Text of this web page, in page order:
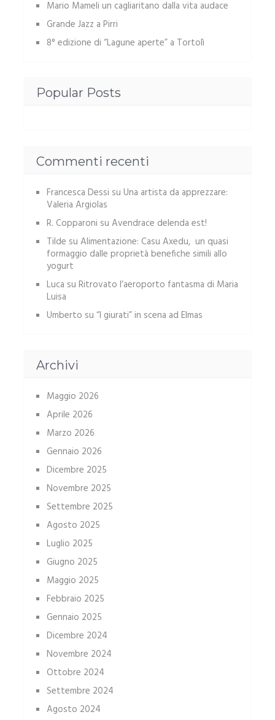
Mario Mameli un cagliaritano dalla vita audace
Grande Jazz a Pirri
8° edizione di “Lagune aperte” a Tortolì
Popular Posts
Commenti recenti
Francesca Dessi su Una artista da apprezzare:
Valeria Argiolas
R. Copparoni su Avendrace delenda est!
Tilde su Alimentazione: Casu Axedu, un quasi
formaggio dalle proprietà benefiche simili allo
yogurt
Luca su Ritrovato l’aeroporto fantasma di Maria
Luisa
Umberto su “I giurati” in scena ad Elmas
Archivi
Maggio 2026
Aprile 2026
Marzo 2026
Gennaio 2026
Dicembre 2025
Novembre 2025
Settembre 2025
Agosto 2025
Luglio 2025
Giugno 2025
Maggio 2025
Febbraio 2025
Gennaio 2025
Dicembre 2024
Novembre 2024
Ottobre 2024
Settembre 2024
Agosto 2024